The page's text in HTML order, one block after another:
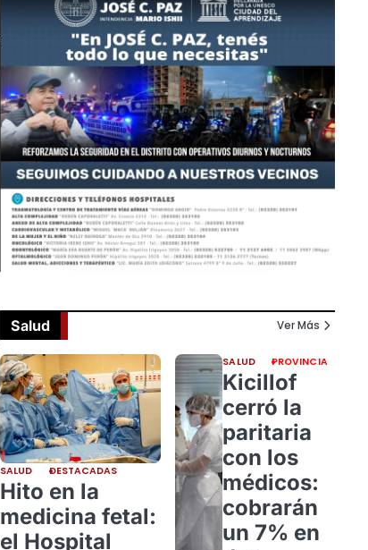
Salud Ver Más
SALUD DESTACADAS
Hito en la
medicina fetal:
el Hospital
SALUD PROVINCIA
Kicillof
cerró la
paritaria
con los
médicos:
cobrarán
un 7% en